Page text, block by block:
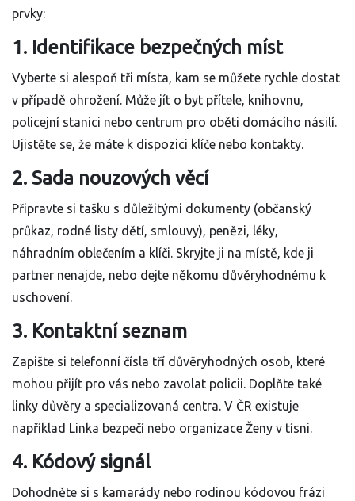
prvky:
1. Identifikace bezpečných míst
Vyberte si alespoň tři místa, kam se můžete rychle dostat
v případě ohrožení. Může jít o byt přítele, knihovnu,
policejní stanici nebo centrum pro oběti domácího násilí.
Ujistěte se, že máte k dispozici klíče nebo kontakty.
2. Sada nouzových věcí
Připravte si tašku s důležitými dokumenty (občanský
průkaz, rodné listy dětí, smlouvy), penězi, léky,
náhradním oblečením a klíči. Skryjte ji na místě, kde ji
partner nenajde, nebo dejte někomu důvěryhodnému k
uschovení.
3. Kontaktní seznam
Zapište si telefonní čísla tří důvěryhodných osob, které
mohou přijít pro vás nebo zavolat policii. Doplňte také
linky důvěry a specializovaná centra. V ČR existuje
například Linka bezpečí nebo organizace Ženy v tísni.
4. Kódový signál
Dohodněte si s kamarády nebo rodinou kódovou frázi